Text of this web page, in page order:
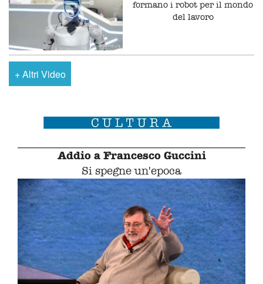
formano i robot per il mondo
del lavoro
+Altri Video
Addio a Francesco Guccini
Si spegne un'epoca